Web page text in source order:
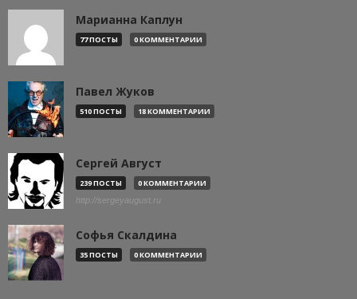
Марианна Каплун
77 ПОСТЫ 0 КОММЕНТАРИИ
Павел Жуков
510 ПОСТЫ 18 КОММЕНТАРИИ
Сергей Август
239 ПОСТЫ 0 КОММЕНТАРИИ
http://sergeyaugust.ru
Софья Скалдина
35 ПОСТЫ 0 КОММЕНТАРИИ